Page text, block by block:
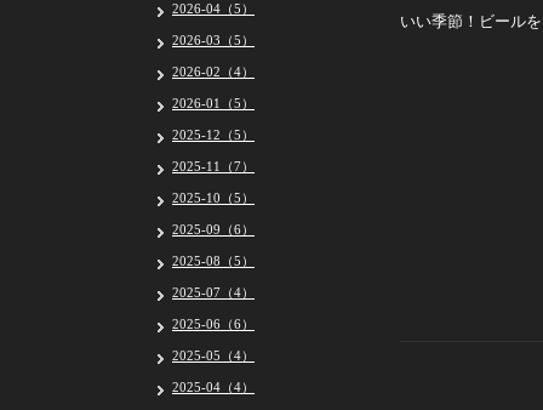
いい季節！ビール
2026-04（5）
2026-03（5）
2026-02（4）
2026-01（5）
2025-12（5）
2025-11（7）
2025-10（5）
2025-09（6）
2025-08（5）
2025-07（4）
2025-06（6）
2025-05（4）
2025-04（4）